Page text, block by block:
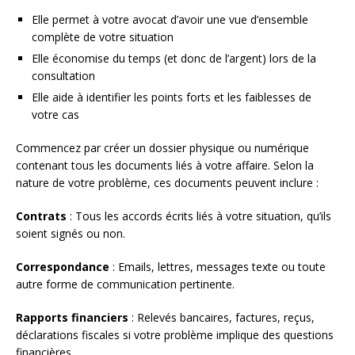
Elle permet à votre avocat d’avoir une vue d’ensemble
complète de votre situation
Elle économise du temps (et donc de l’argent) lors de la
consultation
Elle aide à identifier les points forts et les faiblesses de
votre cas
Commencez par créer un dossier physique ou numérique
contenant tous les documents liés à votre affaire. Selon la
nature de votre problème, ces documents peuvent inclure :
Contrats : Tous les accords écrits liés à votre situation, qu’ils
soient signés ou non.
Correspondance : Emails, lettres, messages texte ou toute
autre forme de communication pertinente.
Rapports financiers : Relevés bancaires, factures, reçus,
déclarations fiscales si votre problème implique des questions